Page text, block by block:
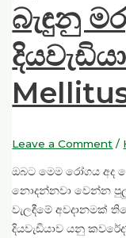
බැඳුනු
Leave a Comment /
ඔබට මෙම රෝගය අද
නොදන්නවා වෙන්න
වැලඳීමේ අවදානමක්
දියවැඩියාව යනු